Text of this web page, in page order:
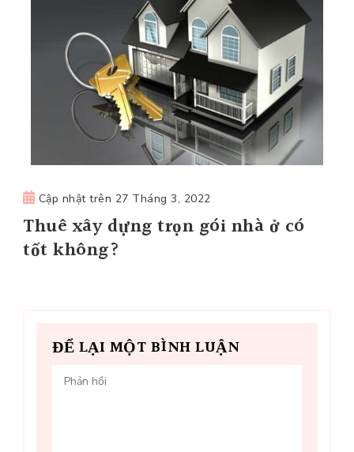
Cập nhật trên 27 Tháng 3, 2022
Thuê xây dựng trọn gói nhà ở có
tốt không?
ĐỂ LẠI MỘT BÌNH LUẬN